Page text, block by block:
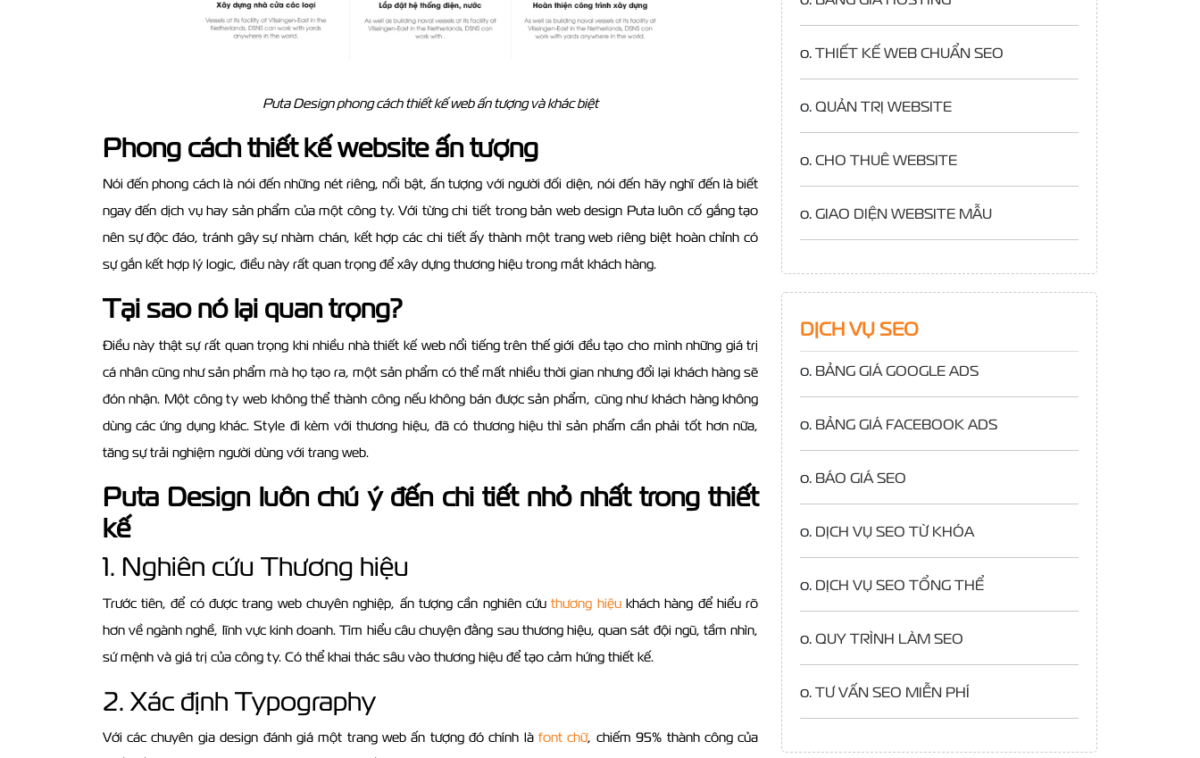
Puta Design phong cách thiết kế web ấn tượng và khác biệt
Phong cách thiết kế website ấn tượng
Nói đến phong cách là nói đến những nét riêng, nổi bật, ấn tượng với người đối diện, nói đến hãy nghĩ đến là biết
ngay đến dịch vụ hay sản phẩm của một công ty. Với từng chi tiết trong bản web design Puta luôn cố gắng tạo
nên sự độc đáo, tránh gây sự nhàm chán, kết hợp các chi tiết ấy thành một trang web riêng biệt hoàn chỉnh có
sự gắn kết hợp lý logic, điều này rất quan trọng để xây dựng thương hiệu trong mắt khách hàng.
Tại sao nó lại quan trọng?
Điều này thật sự rất quan trọng khi nhiều nhà thiết kế web nổi tiếng trên thế giới đều tạo cho mình những giá trị
cá nhân cũng như sản phẩm mà họ tạo ra, một sản phẩm có thể mất nhiều thời gian nhưng đổi lại khách hàng sẽ
đón nhận. Một công ty web không thể thành công nếu không bán được sản phẩm, cũng như khách hàng không
dùng các ứng dụng khác. Style đi kèm với thương hiệu, đã có thương hiệu thì sản phẩm cần phải tốt hơn nữa,
tăng sự trải nghiệm người dùng với trang web.
Puta Design luôn chú ý đến chi tiết nhỏ nhất trong thiết
kế
1. Nghiên cứu Thương hiệu
Trước tiên, để có được trang web chuyên nghiệp, ấn tượng cần nghiên cứuthương hiệukhách hàng để hiểu rõ
hơn về ngành nghề, lĩnh vực kinh doanh. Tìm hiểu câu chuyện đằng sau thương hiệu, quan sát đội ngũ, tầm nhìn,
sứ mệnh và giá trị của công ty. Có thể khai thác sâu vào thương hiệu để tạo cảm hứng thiết kế.
2. Xác định Typography
Với các chuyên gia design đánh giá một trang web ấn tượng đó chính làfont chữ, chiếm 95% thành công của
o. THIẾT KẾ WEB CHUẨN SEO
o. QUẢN TRỊ WEBSITE
o. CHO THUÊ WEBSITE
o. GIAO DIỆN WEBSITE MẪU
DỊCH VỤ SEO
o. BẢNG GIÁ GOOGLE ADS
o. BẢNG GIÁ FACEBOOK ADS
o. BÁO GIÁ SEO
o. DỊCH VỤ SEO TỪ KHÓA
o. DỊCH VỤ SEO TỔNG THỂ
o. QUY TRÌNH LÀM SEO
o. TƯ VẤN SEO MIỄN PHÍ